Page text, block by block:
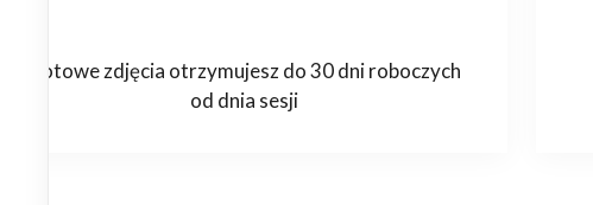
Gotowe zdjęcia otrzymujesz do 30 dni roboczych
od dnia sesji